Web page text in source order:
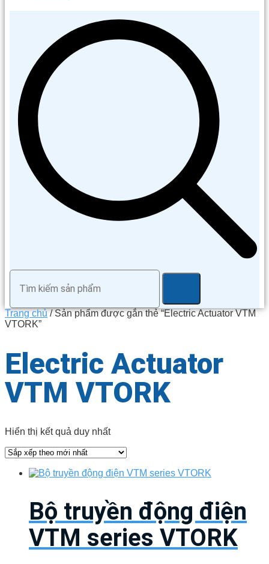
Trang chủ/ Sản phẩm được gắn thẻ “Electric Actuator VTM
VTORK”
Electric Actuator
VTM VTORK
Hiển thị kết quả duy nhất
Bộ truyền động điện
VTM series VTORK